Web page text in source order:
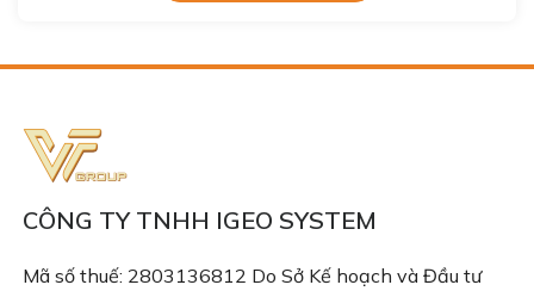
CÔNG TY TNHH IGEO SYSTEM
Mã số thuế: 2803136812 Do Sở Kế hoạch và Đầu tư